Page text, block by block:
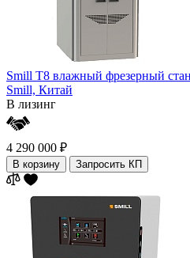
Smill T8 влажный фрезерный
Smill, Китай
В лизинг
4 290 000 ₽
В корзину Запросить КП